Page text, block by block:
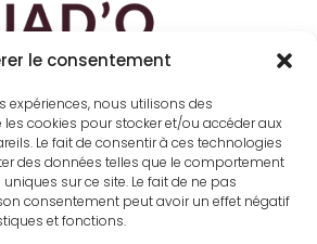
le consentement
expériences, nous utilisons des
cookies pour stocker et/ou accéder aux
Le fait de consentir à ces technologies
des données telles que le comportement
sur ce site. Le fait de ne pas
consentement peut avoir un effet négatif
et fonctions.
est en pause…